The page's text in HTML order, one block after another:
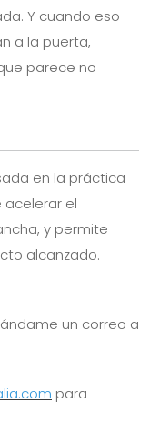
Y cuando eso
a la puerta,
parece no
en la práctica
acelerar el
y permite
alcanzado.
un correo a
para